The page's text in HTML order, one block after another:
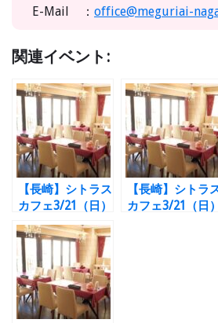
E-Mail ： office@meguriai-
関連イベント:
【長崎】シトラス
カフェ3/21（日）
40代限定♪同世代
恋活Party☆
【長崎】シトラ
カフェ3/21（日）